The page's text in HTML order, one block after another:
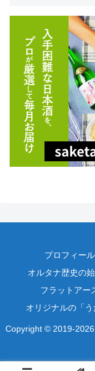
プロフィール
オルタナ歴史の
フラットアー
オリジナルの「う
Copyright © 2019-